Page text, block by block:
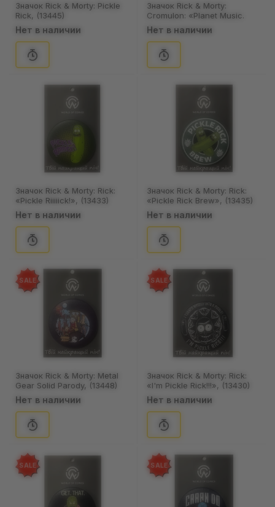
Значок Rick & Morty: Pickle
Rick, (13445)
Нет в наличии
Значок Rick & Morty:
Cromulon: «Planet Music.
Get Schwifty», (13442)
Нет в наличии
Значок Rick & Morty: Rick:
«Pickle Riiiiick!», (13433)
Нет в наличии
Значок Rick & Morty: Rick:
«Pickle Rick Brew», (13435)
Нет в наличии
SALE
Значок Rick & Morty: Metal
Gear Solid Parody, (13448)
Нет в наличии
SALE
Значок Rick & Morty: Rick:
«I'm Pickle Rick!!!», (13430)
Нет в наличии
SALE SALE